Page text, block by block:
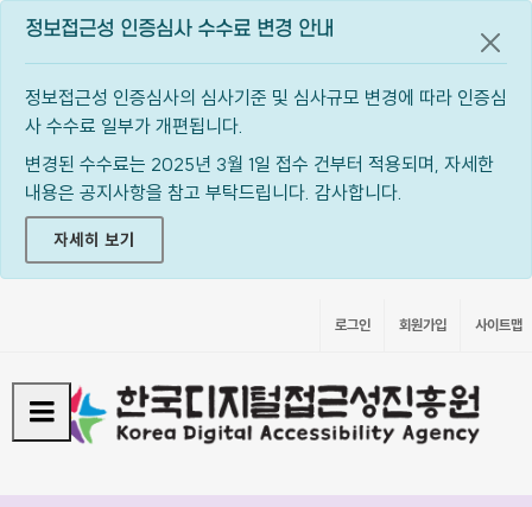
정보접근성 인증심사 수수료 변경 안내
정보접근성 인증심사의 심사기준 및 심사규모 변경에 따라 인증심
사 수수료 일부가 개편됩니다.
변경된 수수료는 2025년 3월 1일 접수 건부터 적용되며, 자세한
내용은 공지사항을 참고 부탁드립니다. 감사합니다.
자세히 보기
공지
로그인 회원가입 사이트맵